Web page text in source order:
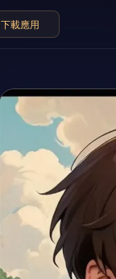
下載應用